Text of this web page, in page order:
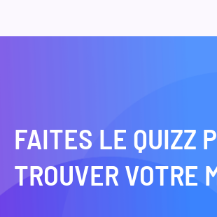
FAITES LE QUIZZ
TROUVER VOTRE